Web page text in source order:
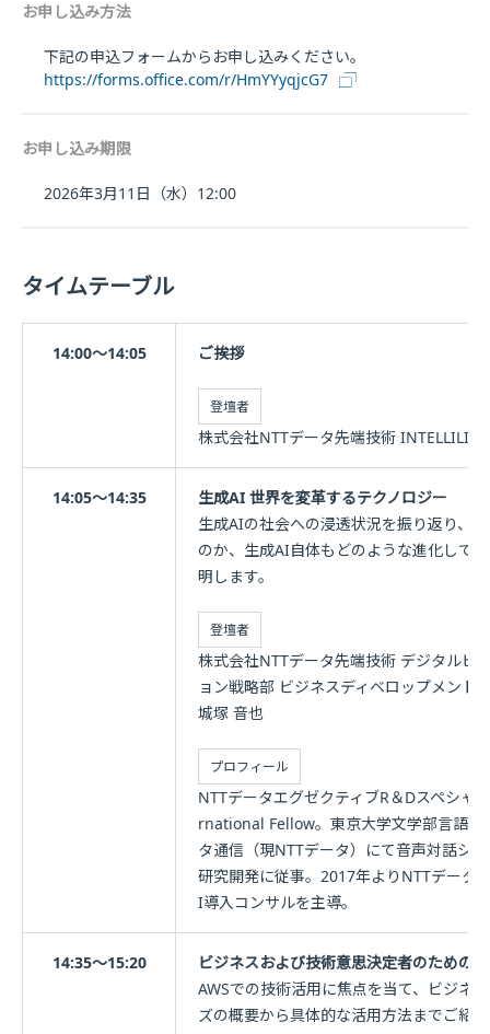
お申し込み方法
下記の申込フォームからお申し込みください。
https://forms.office.com/r/HmYYyqjcG7
お申し込み期限
2026年3月11日（水）12:00
タイムテーブル
14:00～14:05 ご挨拶
登壇者
株式会社NTTデータ先端技術
14:05～14:35
生成AI 世界を変革するテクノロジー
生成AIの社会への浸透状況を振り返り、
のか、生成AI自体もどのような進化して
明します。
登壇者
株式会社NTTデータ先端技術 デジタルビ
ョン戦略部 ビジネスディベロップメン
城塚 音也
プロフィール
NTTデータエグゼクティブR＆Dスペシャ
rnational Fellow。東京大学文学部言語学
タ通信（現NTTデータ）にて音声対話シ
研究開発に従事。2017年よりNTTデータ
I導入コンサルを主導。
14:35～15:20
ビジネスおよび技術意思決定者のための
AWSでの技術活用に焦点を当て、ビジネ
ズの概要から具体的な活用方法までご紹